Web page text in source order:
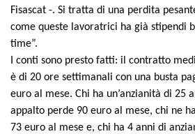
Fisascat -. Si tratta di una perdita
come queste lavoratrici ha già stipendi
time”.
I conti sono presto fatti: il contratto
è di 20 ore settimanali con una busta
euro al mese. Chi ha un’anzianità di 25
appalto perde 90 euro al mese, chi ne
73 euro al mese e, chi ha 4 anni di